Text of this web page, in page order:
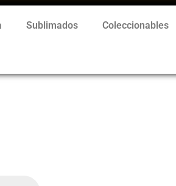
Sublimados Coleccionables